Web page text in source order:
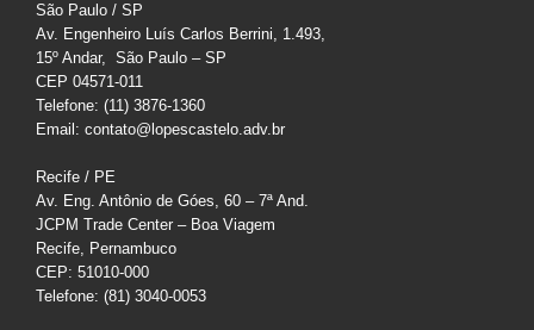
São Paulo / SP
Av. Engenheiro Luís Carlos Berrini, 1.493,
15º Andar, São Paulo – SP
CEP 04571-011
Telefone: (11) 3876-1360
Email: contato@lopescastelo.adv.br
Recife / PE
Av. Eng. Antônio de Góes, 60 – 7ª And.
JCPM Trade Center – Boa Viagem
Recife, Pernambuco
CEP: 51010-000
Telefone: (81) 3040-0053